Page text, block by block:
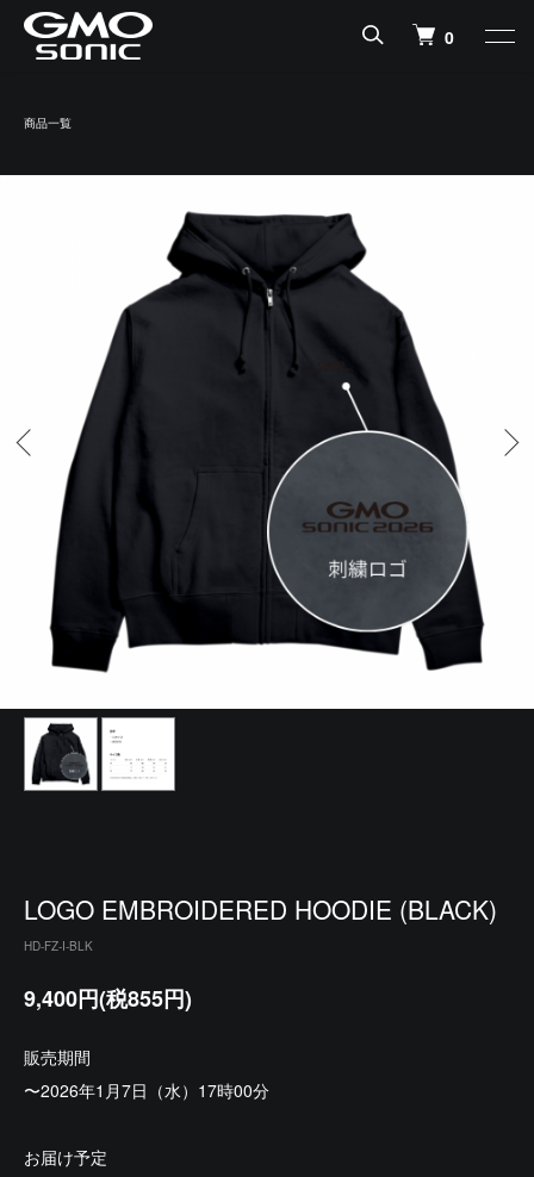
0
商品一覧
LOGO EMBROIDERED HOODIE (BLACK)
HD-FZ-I-BLK
9,400円(税855円)
販売期間
〜2026年1月7日（水）17時00分
お届け予定